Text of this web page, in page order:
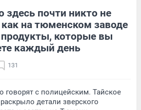
здесь почти никто не
как на тюменском заводе
которые вы
каждый день
131
говорят с полицейским. Тайское
детали зверского